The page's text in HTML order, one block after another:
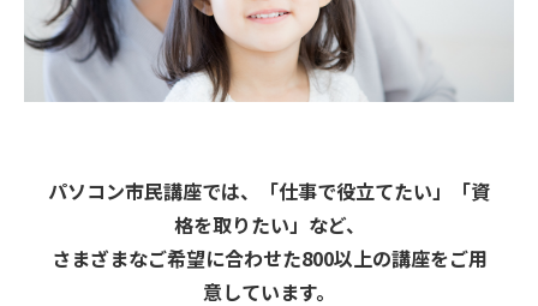
パソコン市民講座では、「仕事で役立てたい」「資
格を取りたい」など、
さまざまなご希望に合わせた800以上の講座をご用
意しています。